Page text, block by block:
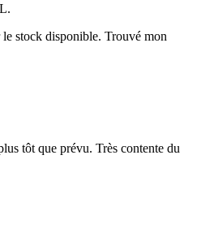
stock disponible. Trouvé mon
tôt que prévu. Très contente du